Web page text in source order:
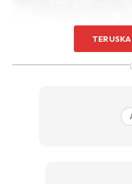
sebab jenis ni keras
atau dibentuk. Gunakan I’d